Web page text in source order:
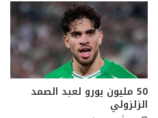
50 مليون يورو لعبد الصمد
الزلزولي